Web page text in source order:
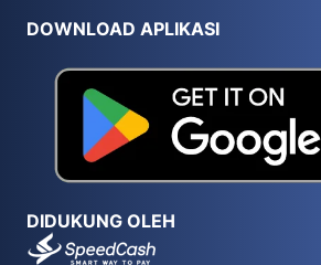
DOWNLOAD APLIKASI
DIDUKUNG OLEH